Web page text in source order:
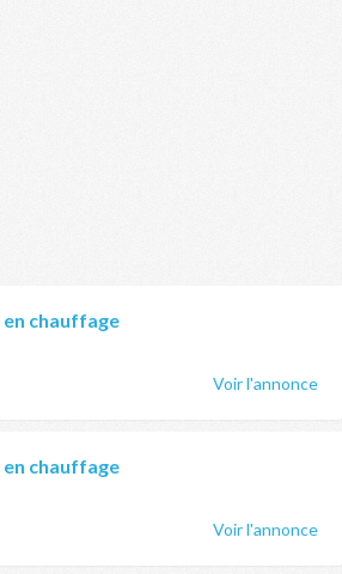
chauffage
Voir l'annonce
chauffage
Voir l'annonce